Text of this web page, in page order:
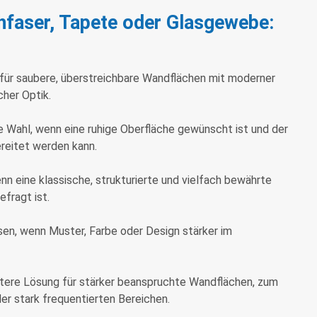
Tapete oder Glasgewebe:
saubere, überstreichbare Wandflächen mit moderner
Optik.
wenn eine ruhige Oberfläche gewünscht ist und der
werden kann.
eine klassische, strukturierte und vielfach bewährte
ist.
wenn Muster, Farbe oder Design stärker im
Lösung für stärker beanspruchte Wandflächen, zum
stark frequentierten Bereichen.